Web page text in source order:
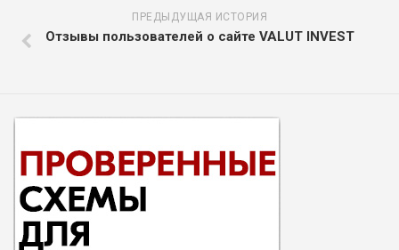
ПРЕДЫДУЩАЯ ИСТОРИЯ
Отзывы пользователей о сайте VALUT INVEST